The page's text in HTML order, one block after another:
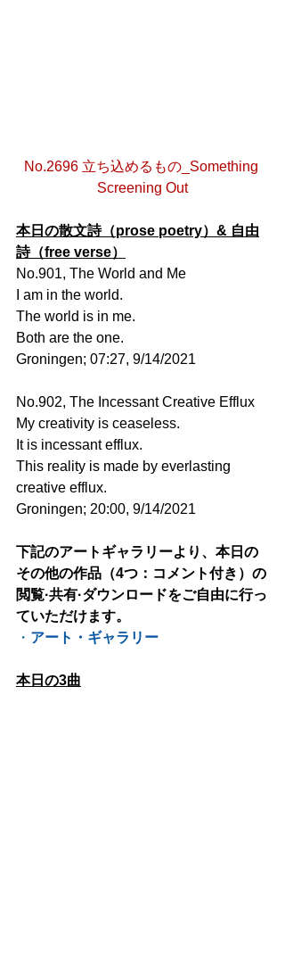
No.2696 立ち込めるもの_Something
Screening Out
本日の散文詩（prose poetry）& 自由
詩（free verse）
No.901, The World and Me
I am in the world.
The world is in me.
Both are the one.
Groningen; 07:27, 9/14/2021
No.902, The Incessant Creative Efflux
My creativity is ceaseless.
It is incessant efflux.
This reality is made by everlasting
creative efflux.
Groningen; 20:00, 9/14/2021
下記のアートギャラリーより、本日の
その他の作品（4つ：コメント付き）の
閲覧·共有·ダウンロードをご自由に行っ
ていただけます。
・ アート・ギャラリー
本日の3曲